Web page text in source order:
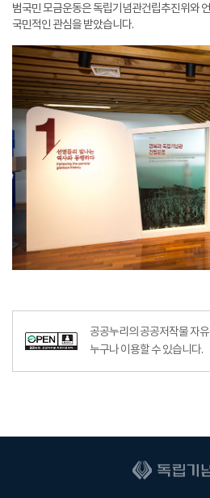
범국민 모금운동은 독립기념관건립추진위와
국민적인 관심을 받았습니다.
공공누리의 공공저작물 자
누구나 이용할 수 있습니다.